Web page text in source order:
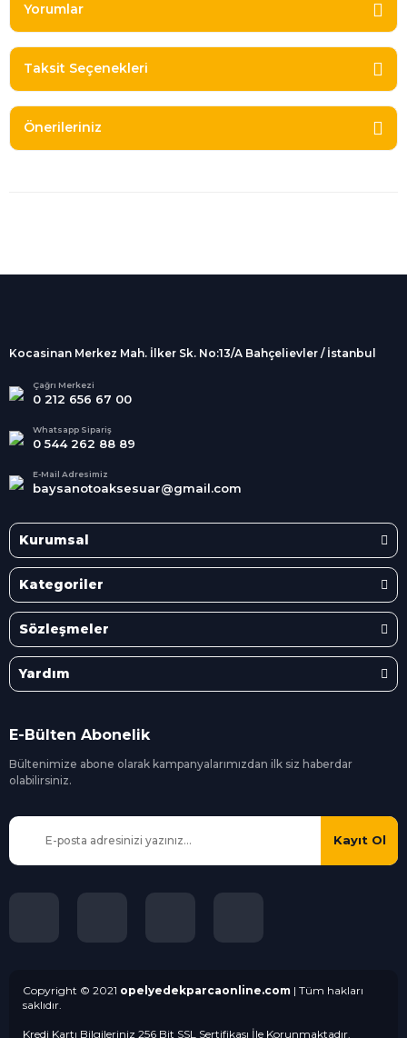
Yorumlar
Taksit Seçenekleri
Önerileriniz
Alışveriş
kargolanmaktadır.
Tüm Kredi Kartlarına taksit
seçenekleri
Kocasinan Merkez Mah. İlker Sk. No:13/A Bahçelievler / İstanbul
Çağrı Merkezi
0 212 656 67 00
Whatsapp Sipariş
0 544 262 88 89
E-Mail Adresimiz
baysanotoaksesuar@gmail.com
Kurumsal
Kategoriler
Sözleşmeler
Yardım
E-Bülten Abonelik
Bültenimize abone olarak kampanyalarımızdan ilk siz haberdar
olabilirsiniz.
Kayıt Ol
Copyright © 2021 opelyedekparcaonline.com | Tüm hakları
saklıdır.
Kredi Kartı Bilgileriniz 256 Bit SSL Sertifikası İle Korunmaktadır.